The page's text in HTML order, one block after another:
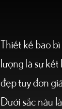
Thiết kế bao
lượng là sự
đẹp tuy đơn
Dưới sắc nâu